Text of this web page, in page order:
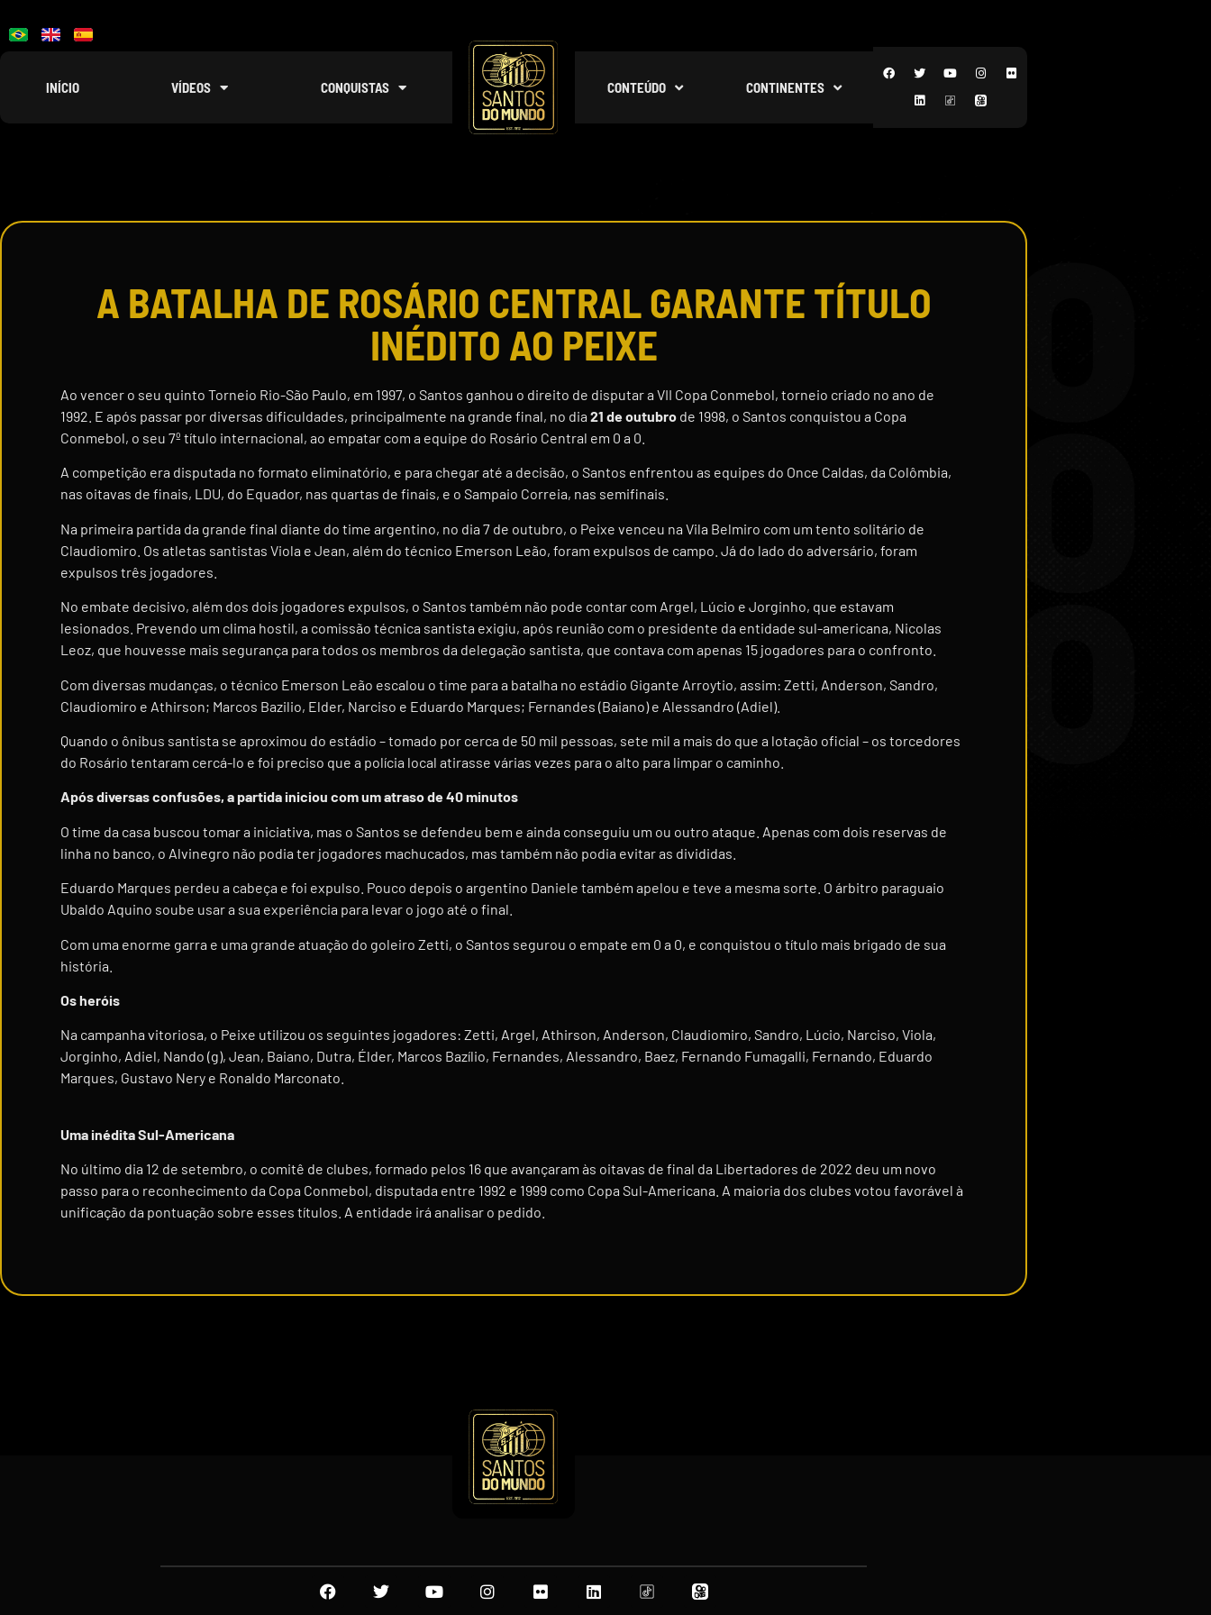
INÍCIO VÍDEOS CONQUISTAS CONTEÚDO CONTINENTES
A BATALHA DE ROSÁRIO CENTRAL GARANTE TÍTULO
INÉDITO AO PEIXE
Ao vencer o seu quinto Torneio Rio-São Paulo, em 1997, o Santos ganhou o direito de disputar a VII Copa Conmebol, torneio criado no ano de
1992. E após passar por diversas dificuldades, principalmente na grande final, no dia 21 de outubro de 1998, o Santos conquistou a Copa
Conmebol, o seu 7º título internacional, ao empatar com a equipe do Rosário Central em 0 a 0.
A competição era disputada no formato eliminatório, e para chegar até a decisão, o Santos enfrentou as equipes do Once Caldas, da Colômbia,
nas oitavas de finais, LDU, do Equador, nas quartas de finais, e o Sampaio Correia, nas semifinais.
Na primeira partida da grande final diante do time argentino, no dia 7 de outubro, o Peixe venceu na Vila Belmiro com um tento solitário de
Claudiomiro. Os atletas santistas Viola e Jean, além do técnico Emerson Leão, foram expulsos de campo. Já do lado do adversário, foram
expulsos três jogadores.
No embate decisivo, além dos dois jogadores expulsos, o Santos também não pode contar com Argel, Lúcio e Jorginho, que estavam
lesionados. Prevendo um clima hostil, a comissão técnica santista exigiu, após reunião com o presidente da entidade sul-americana, Nicolas
Leoz, que houvesse mais segurança para todos os membros da delegação santista, que contava com apenas 15 jogadores para o confronto.
Com diversas mudanças, o técnico Emerson Leão escalou o time para a batalha no estádio Gigante Arroytio, assim: Zetti, Anderson, Sandro,
Claudiomiro e Athirson; Marcos Bazilio, Elder, Narciso e Eduardo Marques; Fernandes (Baiano) e Alessandro (Adiel).
Quando o ônibus santista se aproximou do estádio – tomado por cerca de 50 mil pessoas, sete mil a mais do que a lotação oficial – os torcedores
do Rosário tentaram cercá-lo e foi preciso que a polícia local atirasse várias vezes para o alto para limpar o caminho.
Após diversas confusões, a partida iniciou com um atraso de 40 minutos
O time da casa buscou tomar a iniciativa, mas o Santos se defendeu bem e ainda conseguiu um ou outro ataque. Apenas com dois reservas de
linha no banco, o Alvinegro não podia ter jogadores machucados, mas também não podia evitar as divididas.
Eduardo Marques perdeu a cabeça e foi expulso. Pouco depois o argentino Daniele também apelou e teve a mesma sorte. O árbitro paraguaio
Ubaldo Aquino soube usar a sua experiência para levar o jogo até o final.
Com uma enorme garra e uma grande atuação do goleiro Zetti, o Santos segurou o empate em 0 a 0, e conquistou o título mais brigado de sua
história.
Os heróis
Na campanha vitoriosa, o Peixe utilizou os seguintes jogadores: Zetti, Argel, Athirson, Anderson, Claudiomiro, Sandro, Lúcio, Narciso, Viola,
Jorginho, Adiel, Nando (g), Jean, Baiano, Dutra, Élder, Marcos Bazílio, Fernandes, Alessandro, Baez, Fernando Fumagalli, Fernando, Eduardo
Marques, Gustavo Nery e Ronaldo Marconato.
Uma inédita Sul-Americana
No último dia 12 de setembro, o comitê de clubes, formado pelos 16 que avançaram às oitavas de final da Libertadores de 2022 deu um novo
passo para o reconhecimento da Copa Conmebol, disputada entre 1992 e 1999 como Copa Sul-Americana. A maioria dos clubes votou favorável à
unificação da pontuação sobre esses títulos. A entidade irá analisar o pedido.